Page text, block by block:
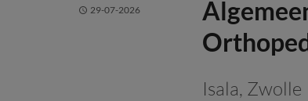
29-07-2026
Isala, Zwolle